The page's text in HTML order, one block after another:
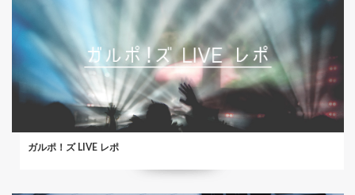
ガルポ！ズ LIVE レポ